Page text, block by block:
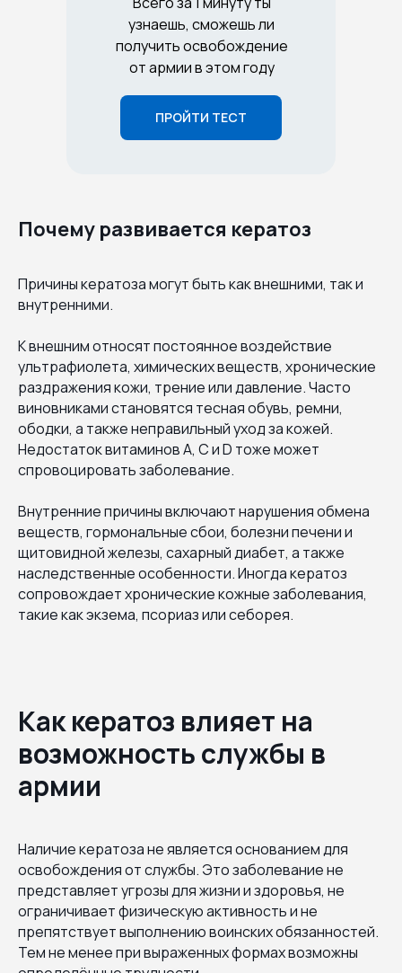
ПРОЙТИ ТЕСТ
узнаешь, сможешь ли
получить освобождение
от армии в этом году
Почему развивается кератоз
Причины кератоза могут быть как внешними, так и
внутренними.
К внешним относят постоянное воздействие
ультрафиолета, химических веществ, хронические
раздражения кожи, трение или давление. Часто
виновниками становятся тесная обувь, ремни,
ободки, а также неправильный уход за кожей.
Недостаток витаминов A, C и D тоже может
спровоцировать заболевание.
Внутренние причины включают нарушения обмена
веществ, гормональные сбои, болезни печени и
щитовидной железы, сахарный диабет, а также
наследственные особенности. Иногда кератоз
сопровождает хронические кожные заболевания,
такие как экзема, псориаз или себорея.
Как кератоз влияет на
возможность службы в
армии
Наличие кератоза не является основанием для
освобождения от службы. Это заболевание не
представляет угрозы для жизни и здоровья, не
ограничивает физическую активность и не
препятствует выполнению воинских обязанностей.
Тем не менее при выраженных формах возможны